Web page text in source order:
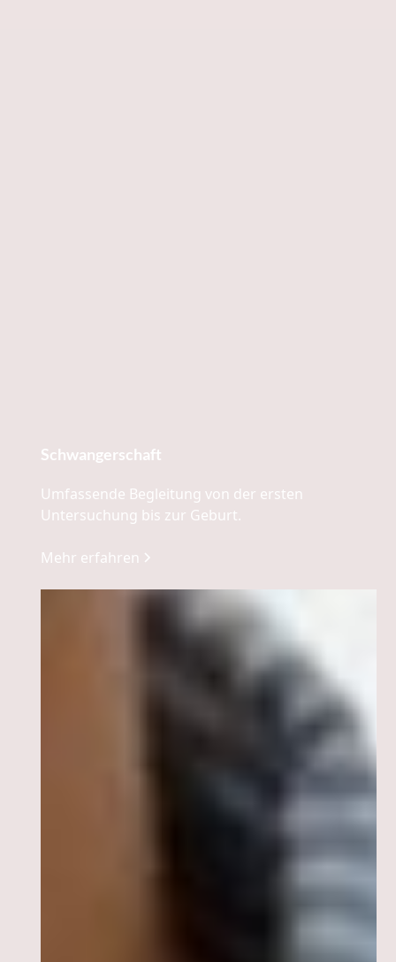
Schwangerschaft
Umfassende Begleitung von der ersten
Untersuchung bis zur Geburt.
Mehr erfahren